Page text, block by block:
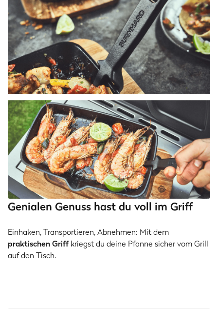
Genialen Genuss hast du voll im Griff
Einhaken, Transportieren, Abnehmen: Mit dem
praktischen Griffkriegst du deine Pfanne sicher vom Grill
auf den Tisch.